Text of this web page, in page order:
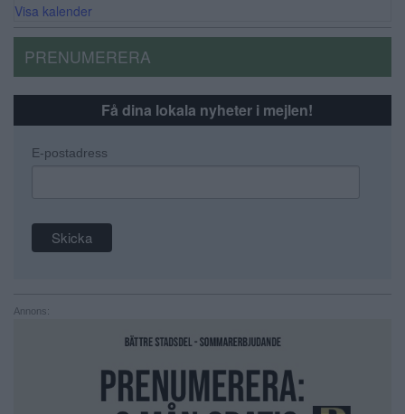
Visa kalender
PRENUMERERA
Få dina lokala nyheter i mejlen!
E-postadress
Annons: